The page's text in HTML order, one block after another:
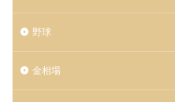
野球
金相場